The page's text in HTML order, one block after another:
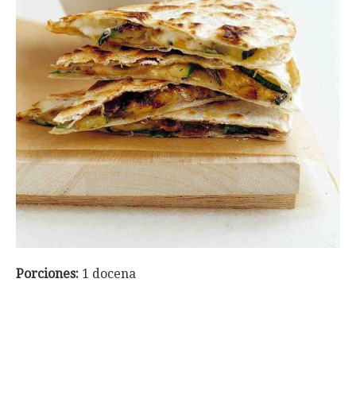
Porciones: 1 docena